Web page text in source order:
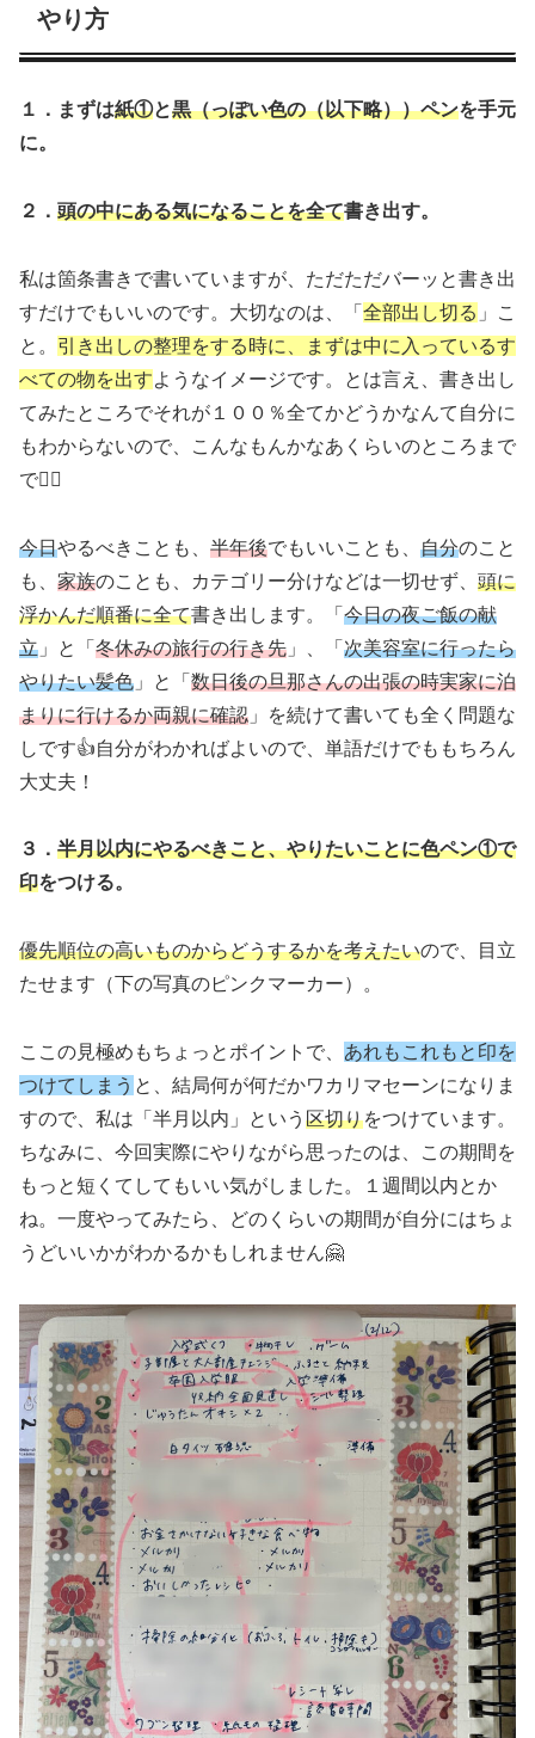
やり方
１．まずは紙①と黒（っぽい色の（以下略））ペンを手元
に。
２． 頭の中にある気になることを全て書き出す。
私は箇条書きで書いていますが、ただただバーッと書き出
すだけでもいいのです。大切なのは、「 全部出し切る 」こ
と。 引き出しの整理をする時に、まずは中に入っているす
べての物を出すようなイメージです。とは言え、書き出し
てみたところでそれが１００％全てかどうかなんて自分に
もわからないので、こんなもんかなあくらいのところまで
で🙆‍♀️
今日やるべきことも、 半年後でもいいことも、 自分のこと
も、 家族のことも、カテゴリー分けなどは一切せず、 頭に
浮かんだ順番に全て書き出します。「 今日の夜ご飯の献
立 」と「 冬休みの旅行の行き先 」、「 次美容室に行ったら
やりたい髪色 」と「 数日後の旦那さんの出張の時実家に泊
まりに行けるか両親に確認 」を続けて書いても全く問題な
しです👍自分がわかればよいので、単語だけでももちろん
大丈夫！
３． 半月以内にやるべきこと、やりたいことに色ペン①で
印をつける。
優先順位の高いものからどうするかを考えたいので、目立
たせます（下の写真のピンクマーカー）。
ここの見極めもちょっとポイントで、 あれもこれもと印を
つけてしまう と、結局何が何だかワカリマセーンになりま
すので、私は「半月以内」という 区切りをつけています。
ちなみに、今回実際にやりながら思ったのは、この期間を
もっと短くてしてもいい気がしました。１週間以内とか
ね。一度やってみたら、どのくらいの期間が自分にはちょ
うどいいかがわかるかもしれません🤗